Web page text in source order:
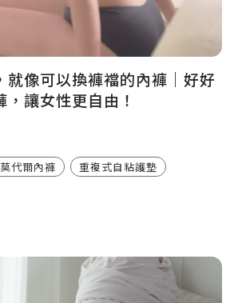
就像可以換褲襠的內褲｜好好
讓女性更自由！
代爾內褲 重複式自粘護墊